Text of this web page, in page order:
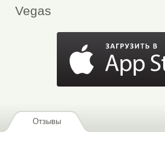
Vegas
Отзывы